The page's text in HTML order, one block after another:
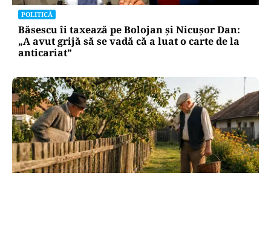
POLITICĂ
Băsescu îi taxează pe Bolojan și Nicușor Dan:
„A avut grijă să se vadă că a luat o carte de la
anticariat”